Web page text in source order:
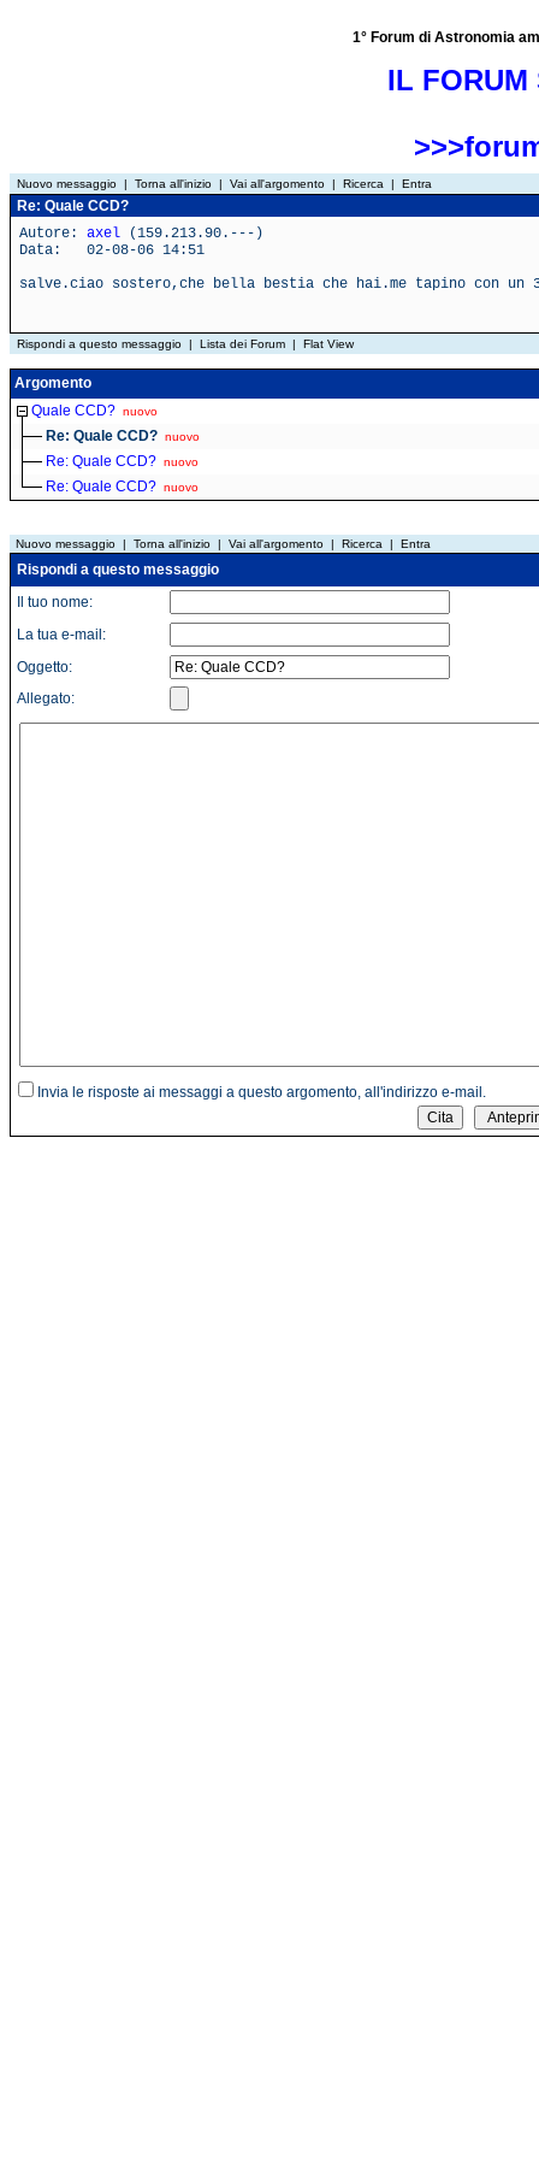
1° Forum di Astronomia
IL FORUM
Nuovo messaggio | Torna all'inizio | Vai all'argomento | Ricerca | Entra
Re: Quale CCD?
Autore: axel (159.213.90.---)
Data: 02-08-06 14:51
salve.ciao sostero,che bella bestia che hai.me tapino con
Rispondi a questo messaggio | Lista dei Forum | Flat View
Argomento
Quale CCD? nuovo
Re: Quale CCD? nuovo
Re: Quale CCD? nuovo
Re: Quale CCD? nuovo
Nuovo messaggio | Torna all'inizio | Vai all'argomento | Ricerca | Entra
Rispondi a questo messaggio
Il tuo nome:
La tua e-mail:
Oggetto:
Allegato:
Invia le risposte ai messaggi a questo argomento, all'indirizzo e-mail.